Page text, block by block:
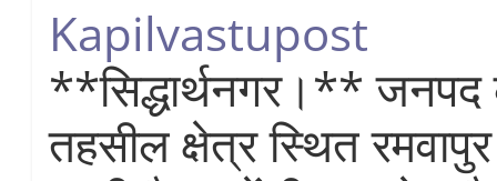
Kapilvastupost
**सिद्धार्थनगर।**
तहसील क्षेत्र स्थित